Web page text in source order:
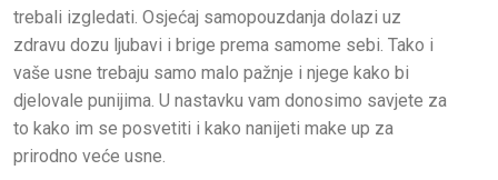
trebali izgledati. Osjećaj samopouzdanja dolazi uz
zdravu dozu ljubavi i brige prema samome sebi. Tako i
vaše usne trebaju samo malo pažnje i njege kako bi
djelovale punijima. U nastavku vam donosimo savjete za
to kako im se posvetiti i kako nanijeti make up za
prirodno veće usne.